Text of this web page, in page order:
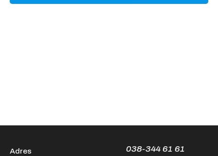
Adres 038-344 61 61